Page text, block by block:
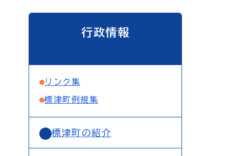
行政情報
リンク集
標津町例規集
標津町の紹介